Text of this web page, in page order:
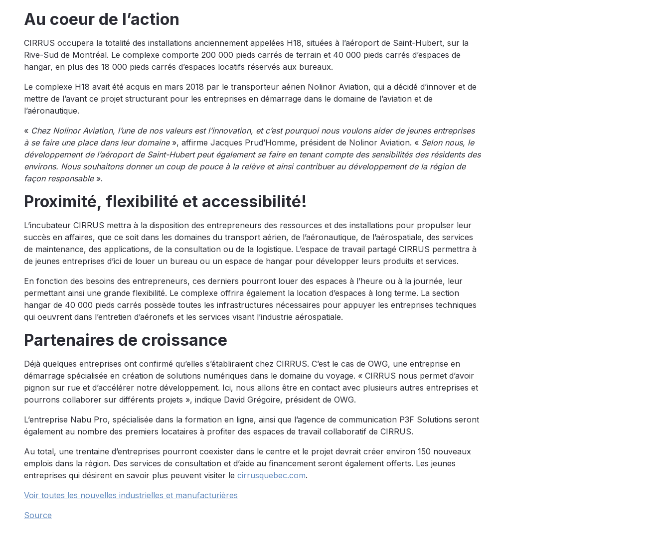
Au coeur de l’action
CIRRUS occupera la totalité des installations anciennement appelées H18, situées à l’aéroport de Saint-Hubert, sur la
Rive-Sud de Montréal. Le complexe comporte 200 000 pieds carrés de terrain et 40 000 pieds carrés d’espaces de
hangar, en plus des 18 000 pieds carrés d’espaces locatifs réservés aux bureaux.
Le complexe H18 avait été acquis en mars 2018 par le transporteur aérien Nolinor Aviation, qui a décidé d’innover et de
mettre de l’avant ce projet structurant pour les entreprises en démarrage dans le domaine de l’aviation et de
l’aéronautique.
« Chez Nolinor Aviation, l’une de nos valeurs est l’innovation, et c’est pourquoi nous voulons aider de jeunes entreprises
à se faire une place dans leur domaine», affirme Jacques Prud’Homme, président de Nolinor Aviation. « Selon nous, le
développement de l’aéroport de Saint-Hubert peut également se faire en tenant compte des sensibilités des résidents des
environs. Nous souhaitons donner un coup de pouce à la relève et ainsi contribuer au développement de la région de
façon responsable».
Proximité, flexibilité et accessibilité!
L’incubateur CIRRUS mettra à la disposition des entrepreneurs des ressources et des installations pour propulser leur
succès en affaires, que ce soit dans les domaines du transport aérien, de l’aéronautique, de l’aérospatiale, des services
de maintenance, des applications, de la consultation ou de la logistique. L’espace de travail partagé CIRRUS permettra à
de jeunes entreprises d’ici de louer un bureau ou un espace de hangar pour développer leurs produits et services.
En fonction des besoins des entrepreneurs, ces derniers pourront louer des espaces à l’heure ou à la journée, leur
permettant ainsi une grande flexibilité. Le complexe offrira également la location d’espaces à long terme. La section
hangar de 40 000 pieds carrés possède toutes les infrastructures nécessaires pour appuyer les entreprises techniques
qui oeuvrent dans l’entretien d’aéronefs et les services visant l’industrie aérospatiale.
Partenaires de croissance
Déjà quelques entreprises ont confirmé qu’elles s’établiraient chez CIRRUS. C’est le cas de OWG, une entreprise en
démarrage spécialisée en création de solutions numériques dans le domaine du voyage. « CIRRUS nous permet d’avoir
pignon sur rue et d’accélérer notre développement. Ici, nous allons être en contact avec plusieurs autres entreprises et
pourrons collaborer sur différents projets », indique David Grégoire, président de OWG.
L’entreprise Nabu Pro, spécialisée dans la formation en ligne, ainsi que l’agence de communication P3F Solutions seront
également au nombre des premiers locataires à profiter des espaces de travail collaboratif de CIRRUS.
Au total, une trentaine d’entreprises pourront coexister dans le centre et le projet devrait créer environ 150 nouveaux
emplois dans la région. Des services de consultation et d’aide au financement seront également offerts. Les jeunes
entreprises qui désirent en savoir plus peuvent visiter le cirrusquebec.com.
Voir toutes les nouvelles industrielles et manufacturières
Source